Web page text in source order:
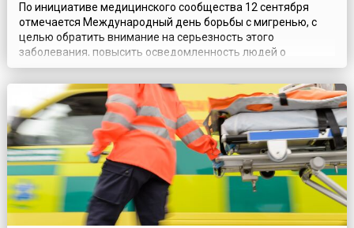
По инициативе медицинского сообщества 12 сентября
отмечается Международный день борьбы с мигренью, с
целью обратить внимание на серьезность этого
заболевания, повысить осведомленность людей о
последствиях, которые оно может иметь, и показать,
насколько недооценена эта проблема. Ведь заболевание
оказывает влияние не только на физическое и психическое
состояние пациента, но и на его работу, семью, с...